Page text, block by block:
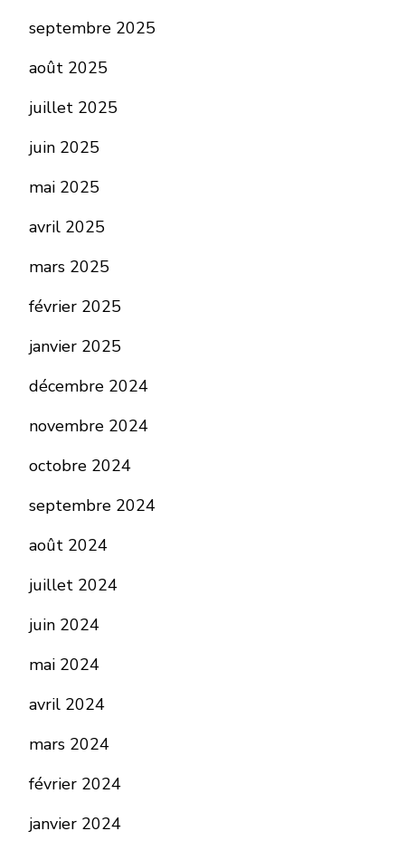
septembre 2025
août 2025
juillet 2025
juin 2025
mai 2025
avril 2025
mars 2025
février 2025
janvier 2025
décembre 2024
novembre 2024
octobre 2024
septembre 2024
août 2024
juillet 2024
juin 2024
mai 2024
avril 2024
mars 2024
février 2024
janvier 2024